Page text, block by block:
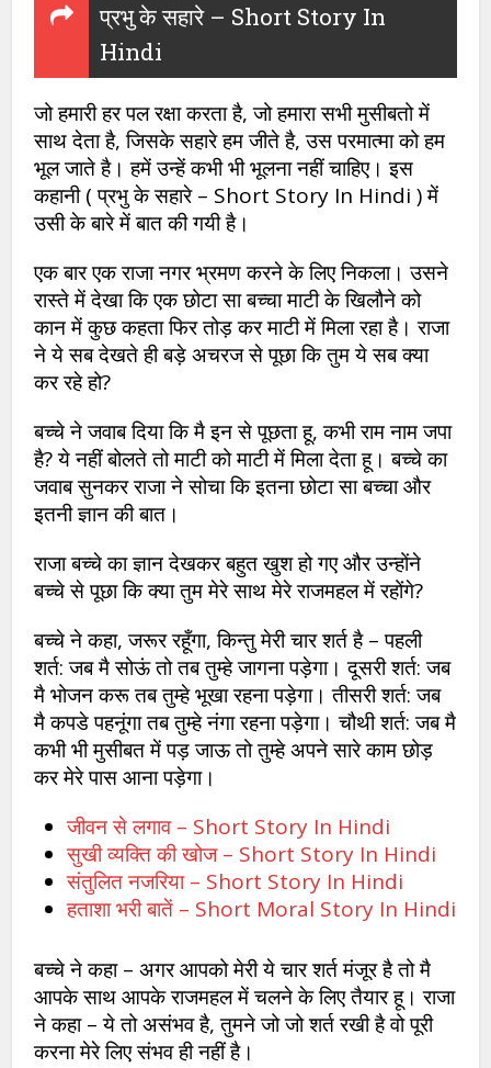
प्रभु के सहारे – Short Story In
Hindi
जो हमारी हर पल रक्षा करता है, जो हमारा सभी मुसीबतो में
साथ देता है, जिसके सहारे हम जीते है, उस परमात्मा को हम
भूल जाते है। हमें उन्हें कभी भी भूलना नहीं चाहिए। इस
कहानी ( प्रभु के सहारे – Short Story In Hindi ) में
उसी के बारे में बात की गयी है।
एक बार एक राजा नगर भ्रमण करने के लिए निकला। उसने
रास्ते में देखा कि एक छोटा सा बच्चा माटी के खिलौने को
कान में कुछ कहता फिर तोड़ कर माटी में मिला रहा है। राजा
ने ये सब देखते ही बड़े अचरज से पूछा कि तुम ये सब क्या
कर रहे हो?
बच्चे ने जवाब दिया कि मै इन से पूछता हू, कभी राम नाम जपा
है? ये नहीं बोलते तो माटी को माटी में मिला देता हू। बच्चे का
जवाब सुनकर राजा ने सोचा कि इतना छोटा सा बच्चा और
इतनी ज्ञान की बात।
राजा बच्चे का ज्ञान देखकर बहुत खुश हो गए और उन्होंने
बच्चे से पूछा कि क्या तुम मेरे साथ मेरे राजमहल में रहोंगे?
बच्चे ने कहा, जरूर रहूँगा, किन्तु मेरी चार शर्त है – पहली
शर्त: जब मै सोऊं तो तब तुम्हे जागना पड़ेगा। दूसरी शर्त: जब
मै भोजन करू तब तुम्हे भूखा रहना पड़ेगा। तीसरी शर्त: जब
मै कपडे पहनूंगा तब तुम्हे नंगा रहना पड़ेगा। चौथी शर्त: जब मै
कभी भी मुसीबत में पड़ जाऊ तो तुम्हे अपने सारे काम छोड़
कर मेरे पास आना पड़ेगा।
जीवन से लगाव – Short Story In Hindi
सुखी व्यक्ति की खोज – Short Story In Hindi
संतुलित नजरिया – Short Story In Hindi
हताशा भरी बातें – Short Moral Story In Hindi
बच्चे ने कहा – अगर आपको मेरी ये चार शर्त मंजूर है तो मै
आपके साथ आपके राजमहल में चलने के लिए तैयार हू। राजा
ने कहा – ये तो असंभव है, तुमने जो जो शर्त रखी है वो पूरी
करना मेरे लिए संभव ही नहीं है।